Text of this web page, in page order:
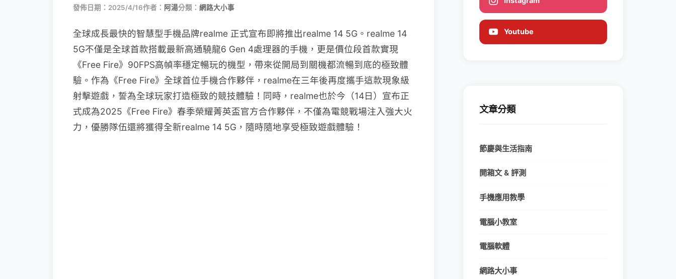
發佈日期：2025/4/16作者： 阿湯分類： 網路大小事
全球成長最快的智慧型手機品牌realme 正式宣布即將推出realme 14 5G。realme 14
5G不僅是全球首款搭載最新高通驍龍6 Gen 4處理器的手機，更是價位段首款實現
《Free Fire》90FPS高幀率穩定暢玩的機型，帶來從開局到關機都流暢到底的極致體
驗。作為《Free Fire》全球首位手機合作夥伴，realme在三年後再度攜手這款現象級
射擊遊戲，誓為全球玩家打造極致的競技體驗！同時，realme也於今（14日）宣布正
式成為2025《Free Fire》春季榮耀菁英盃官方合作夥伴，不僅為電競戰場注入強大火
力，優勝隊伍還將獲得全新realme 14 5G，隨時隨地享受極致遊戲體驗！
Youtube
文章分類
節慶與生活指南
開箱文 & 評測
手機應用教學
電腦小教室
電腦軟體
網路大小事